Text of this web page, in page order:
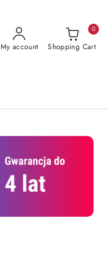
My account Shopping Cart
0